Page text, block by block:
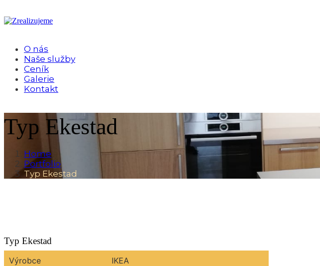
O nás
Naše služby
Ceník
Galerie
Kontakt
Typ Ekestad
Home
Portfolio
Typ Ekestad
Typ Ekestad
Výrobce
IKEA